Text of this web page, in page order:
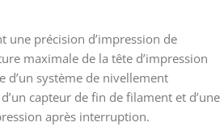
une précision d’impression de
maximale de la tête d’impression
d’un système de nivellement
capteur de fin de filament et d’une
après interruption.